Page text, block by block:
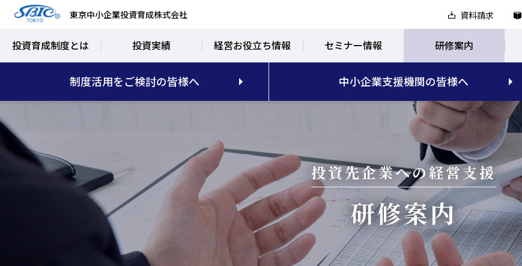
東京中小企業投資育成株式会社 資料請求
投資育成制度とは 投資実績 経営お役立ち情報 セミナー情報 研修案内
制度活用をご検討の皆様へ 中小企業支援機関の皆様へ
投資先企業への経営支援
研修案内